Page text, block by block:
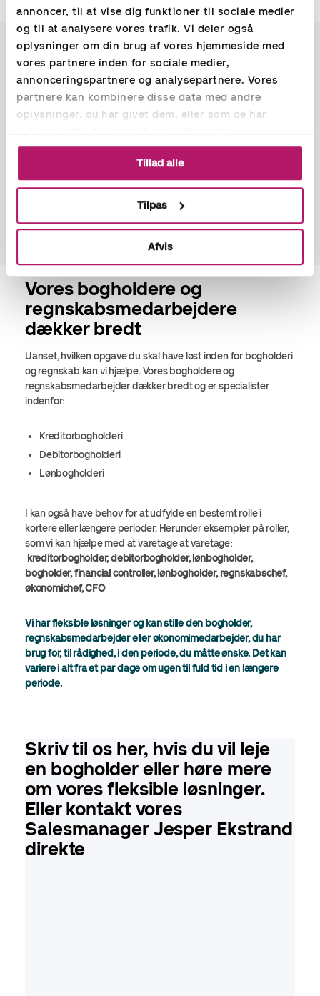
annoncer, til at vise dig funktioner til sociale medier
og til at analysere vores trafik. Vi deler også
oplysninger om din brug af vores hjemmeside med
vores partnere inden for sociale medier,
annonceringspartnere og analysepartnere. Vores
partnere kan kombinere disse data med andre
oplysninger, du har givet dem, eller som de har
indsamlet fra din brug af deres tjenester.
Tillad alle
Tilpas
Afvis
Se udvalgte virksomheder, der har valgt at leje
Vores bogholdere og
regnskabsmedarbejdere
dækker bredt
Uanset, hvilken opgave du skal have løst inden for bogholderi
og regnskab kan vi hjælpe. Vores bogholdere og
regnskabsmedarbejder dækker bredt og er specialister
indenfor:
Kreditorbogholderi
Debitorbogholderi
Lønbogholderi
I kan også have behov for at udfylde en bestemt rolle i
kortere eller længere perioder. Herunder eksempler på roller,
som vi kan hjælpe med at varetage at varetage:
kreditorbogholder, debitorbogholder, lønbogholder,
bogholder, financial controller, lønbogholder, regnskabschef,
økonomichef, CFO
Vi har fleksible løsninger og kan stille den bogholder,
regnskabsmedarbejder eller økonomimedarbejder, du har
brug for, til rådighed, i den periode, du måtte ønske. Det kan
variere i alt fra et par dage om ugen til fuld tid i en længere
periode.
Skriv til os her, hvis du vil leje
en bogholder eller høre mere
om vores fleksible løsninger.
Eller kontakt vores
Salesmanager Jesper Ekstrand
direkte